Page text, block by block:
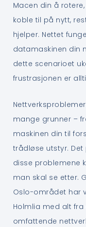
Macen din å
koble til på nytt,
hjelper. Nettet
datamaskinen din
dette scenarioet
frustrasjonen er
mange grunner –
maskinen din til
trådløse utstyr.
disse problemene
man skal se etter.
Oslo-området har
Holmlia med alt fra
omfattende